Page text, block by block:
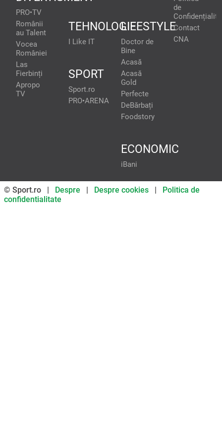
PRO•TV
Românii
au Talent
Vocea
României
Las
Fierbinți
Apropo
TV
TEHNOLOGIE
I Like IT
SPORT
Sport.ro
PRO•ARENA
LIFESTYLE
Doctor de
Bine
Acasă
Acasă
Gold
Perfecte
DeBărbați
Foodstory
ECONOMIC
iBani
de
Contact
CNA
© Sport.ro | Despre Despre cookies
Politica de
confidentialitate